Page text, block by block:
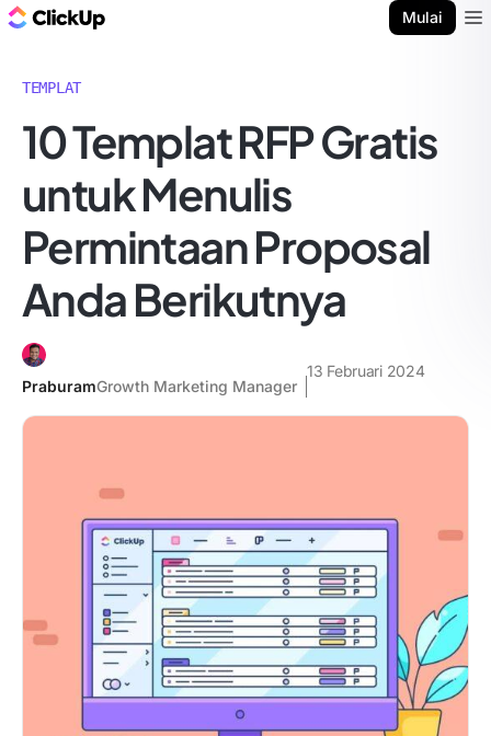
Mulai
TEMPLAT
10 Templat RFP Gratis
untuk Menulis
Permintaan Proposal
Anda Berikutnya
PraburamGrowth Marketing Manager
13 Februari 2024